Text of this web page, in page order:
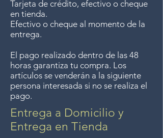
Tarjeta de crédito, efectivo o cheque
en tienda.
Efectivo o cheque al momento de la
entrega.
El pago realizado dentro de las 48
horas garantiza tu compra. Los
artículos se venderán a la siguiente
persona interesada si no se realiza el
pago.
Entrega a Domicilio y
Entrega en Tienda